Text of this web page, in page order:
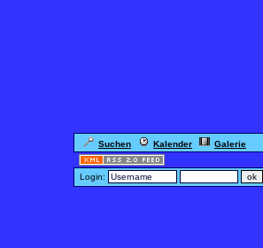
Suchen Kalender Galerie
Login: